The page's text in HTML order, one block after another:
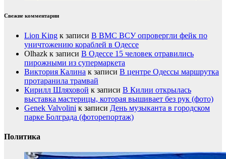
Свежие комментарии
Lion King к записи В ВМС ВСУ опровергли фейк по
уничтожению кораблей в Одессе
Olhazk к записи В Одессе 15 человек отравились
пирожными из супермаркета
Виктория Калина к записи В центре Одессы маршрутка
протаранила трамвай
Кирилл Шляховой к записи В Килии открылась
выставка мастерицы, которая вышивает без рук (фото)
Genek Valvolini к записи День музыканта в городском
парке Болграда (фоторепортаж)
Политика